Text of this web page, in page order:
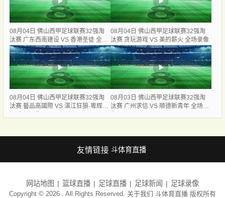
08月04日 佛山西甲足球联赛32强淘
汰赛 广东西南建设 VS 香港圣徒 全场
录像
08月04日 佛山西甲足球联赛32强淘
汰赛 贪玩游戏 VS 美的薪火 全场录像
08月04日 佛山西甲足球联赛32强淘
汰赛 藝品高國際 VS 湛江狂狼·粵辉能
08月03日 佛山西甲足球联赛32强淘
汰赛 广州求信 VS 顺德新青年 全场录
友情链接 斗体育直播
网站地图 篮球直播 足球直播 足球新闻 足球录像
Copyright © 2026 . All Rights Reserved. 关于我们 斗体育直播 版权所有